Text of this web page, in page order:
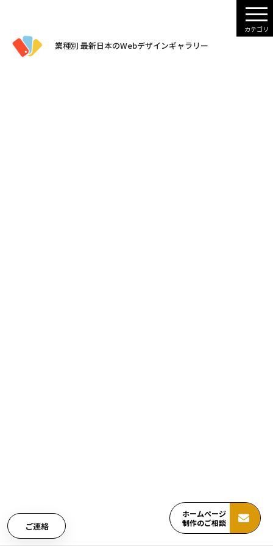
ホームページ
制作のご相談
業種別 最新日本のWebデザインギャラリー
ご連絡